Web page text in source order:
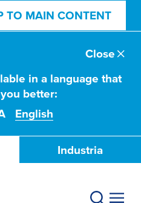
TO MAIN CONTENT
in a language that
better:
English
Close
Industria